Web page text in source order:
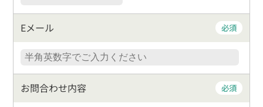
Eメール 必須
お問合わせ内容 必須